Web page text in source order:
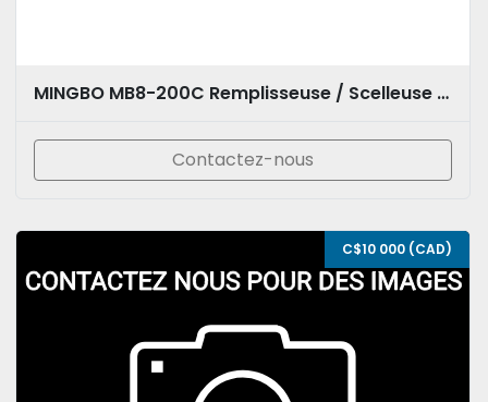
MINGBO MB8-200C Remplisseuse / Scelleuse à sachets rotative automatique
Contactez-nous
C$10 000 (CAD)